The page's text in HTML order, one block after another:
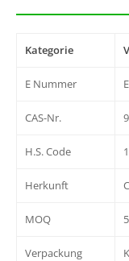
Kategorie
E Nummer
CAS-Nr.
H.S. Code
Herkunft
MOQ
Verpackung